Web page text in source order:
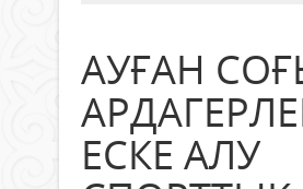
АУҒАН
ЕСКЕ АЛУ